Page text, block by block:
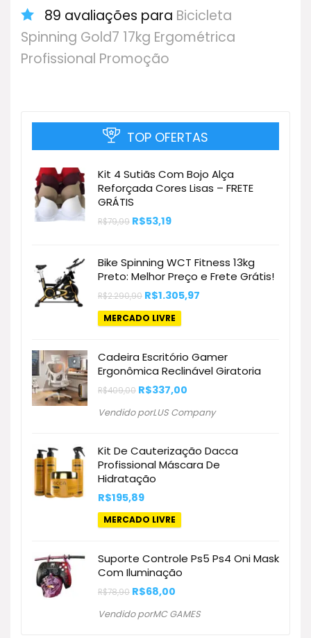
89 avaliações para Bicicleta
Spinning Gold7 17kg Ergométrica
Profissional Promoção
TOP OFERTAS
Kit 4 Sutiãs Com Bojo Alça
Reforçada Cores Lisas – FRETE
GRÁTIS
R$79,99 O
R$79,99.
R$53,19O
R$53,19.
Bike Spinning WCT Fitness 13kg
Preto: Melhor Preço e Frete Grátis!
R$2.290,90 O
original
era:
R$1.305,97
MERCADO LIVRE
Cadeira Escritório Gamer
Ergonômica Reclinável Giratoria
R$409,00 O
original
era:
R$337,00
atual
é:
Vendido porLUS Company
Kit De Cauterização Dacca
Profissional Máscara De
Hidratação
R$195,89
MERCADO LIVRE
Suporte Controle Ps5 Ps4 Oni Mask
Com Iluminação
R$78,90 O
original
era:
R$68,00
atual
Vendido porMC GAMES